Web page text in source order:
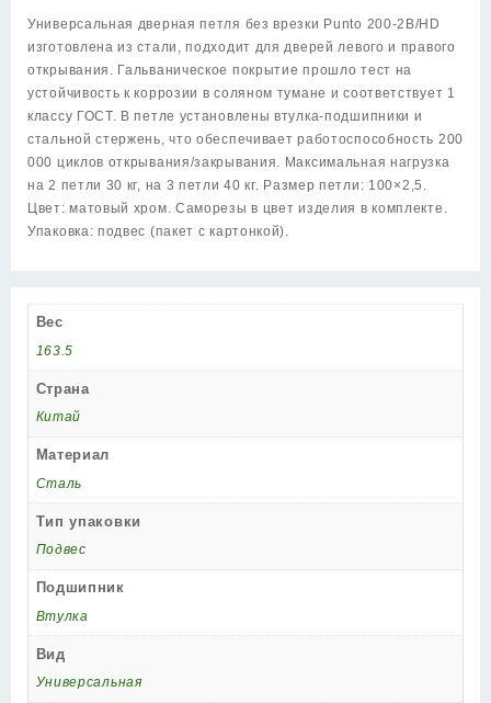
IN4200W-
2B/HD
мат.
Универсальная дверная петля без врезки Punto 200-2B/HD
изготовлена из стали, подходит для дверей левого и правого
открывания. Гальваническое покрытие прошло тест на
устойчивость к коррозии в соляном тумане и соответствует 1
классу ГОСТ. В петле установлены втулка-подшипники и
стальной стержень, что обеспечивает работоспособность 200
000 циклов открывания/закрывания. Максимальная нагрузка
на 2 петли 30 кг, на 3 петли 40 кг. Размер петли: 100×2,5.
Цвет: матовый хром. Саморезы в цвет изделия в комплекте.
Упаковка: подвес (пакет с картонкой).
Вес
163.5
Страна
Китай
Материал
Сталь
Тип упаковки
Подвес
Подшипник
Втулка
Вид
Универсальная